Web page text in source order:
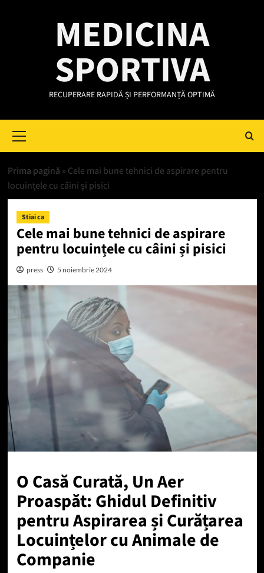
MEDICINA
SPORTIVA
RECUPERARE RAPIDĂ ȘI PERFORMANȚĂ OPTIMĂ
Menu
Prima pagină » Cele mai bune tehnici de aspirare pentru
locuințele cu câini și pisici
Stiai ca
Cele mai bune tehnici de aspirare
pentru locuințele cu câini și pisici
press 5 noiembrie 2024
O Casă Curată, Un Aer
Proaspăt: Ghidul Definitiv
pentru Aspirarea și Curățarea
Locuințelor cu Animale de
Companie